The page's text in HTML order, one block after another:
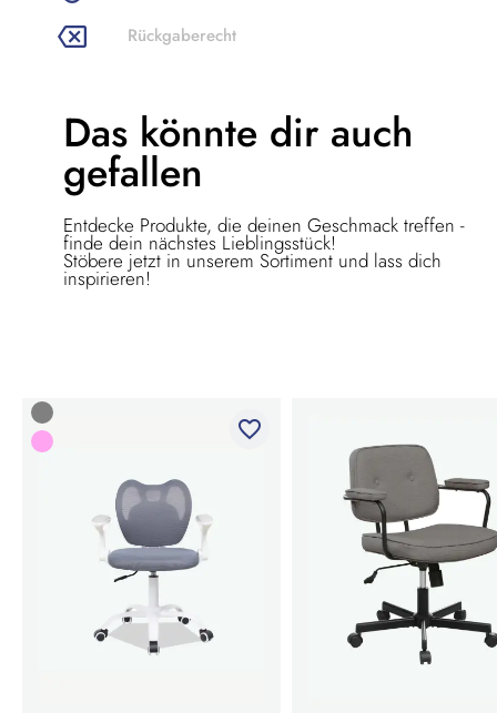
Rückgaberecht
Das könnte dir auch
gefallen
Entdecke Produkte, die deinen Geschmack treffen -
finde dein nächstes Lieblingsstück!
Stöbere jetzt in unserem Sortiment und lass dich
inspirieren!
favorite_border